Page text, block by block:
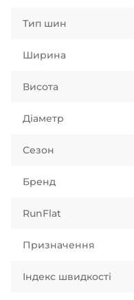
Тип шин
Ширина
Висота
Діаметр
Сезон
Бренд
RunFlat
Призначення
Індекс швидкості